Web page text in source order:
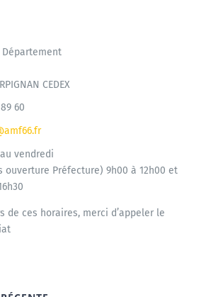
CEDEX
60
vendredi
ouverture Préfecture) 9h00 à 12h00 et
de ces horaires, merci d’appeler le